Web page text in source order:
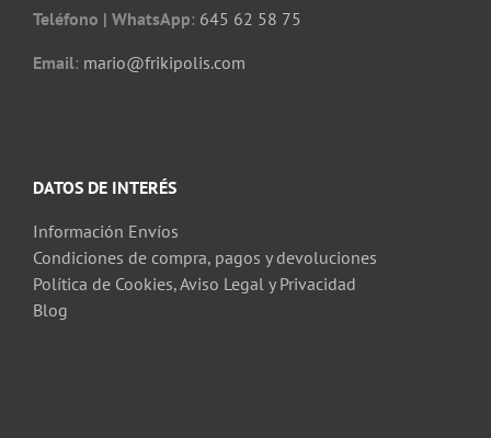
Teléfono | WhatsApp: 645 62 58 75
Email: mario@frikipolis.com
DATOS DE INTERÉS
Información Envíos
Condiciones de compra, pagos y devoluciones
Política de Cookies, Aviso Legal y Privacidad
Blog